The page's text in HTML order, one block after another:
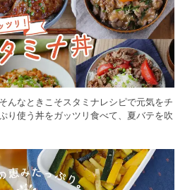
んなときこそスタミナレシピで元気をチ
り使う丼をガッツリ食べて、夏バテを吹